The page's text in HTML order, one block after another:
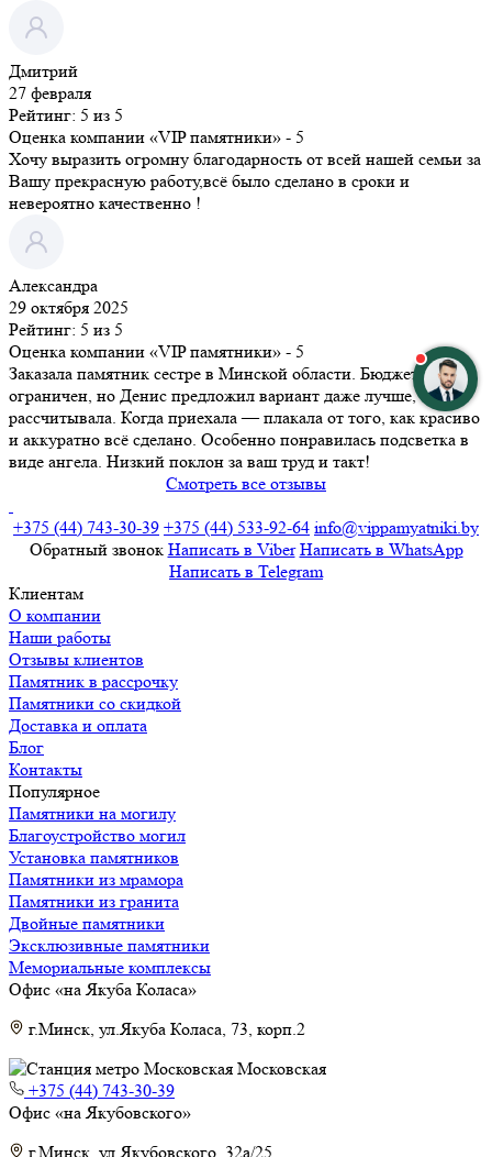
Дмитрий
27 февраля
Рейтинг: 5 из 5
Оценка компании «VIP памятники» - 5
Хочу выразить огромну благодарность от всей нашей семьи за
Вашу прекрасную работу,всё было сделано в сроки и
невероятно качественно !
Александра
29 октября 2025
Рейтинг: 5 из 5
Оценка компании «VIP памятники» - 5
Заказала памятник сестре в Минской области. Бюджет был
ограничен, но Денис предложил вариант даже лучше, чем я
рассчитывала. Когда приехала — плакала от того, как красиво
и аккуратно всё сделано. Особенно понравилась подсветка в
виде ангела. Низкий поклон за ваш труд и такт!
Смотреть все отзывы
+375 (44) 743-30-39 +375 (44) 533-92-64 info@vippamyatniki.by
Обратный звонок Напиcать в Viber Напиcать в WhatsApp
Напиcать в Telegram
Клиентам
О компании
Наши работы
Отзывы клиентов
Памятник в рассрочку
Памятники со скидкой
Доставка и оплата
Блог
Контакты
Популярное
Памятники на могилу
Благоустройство могил
Установка памятников
Памятники из мрамора
Памятники из гранита
Двойные памятники
Эксклюзивные памятники
Мемориальные комплексы
Офис «на Якуба Коласа»
г.Минск, ул.Якуба Коласа, 73, корп.2
Московская
+375 (44) 743-30-39
Офис «на Якубовского»
г.Минск, ул.Якубовского, 32а/25